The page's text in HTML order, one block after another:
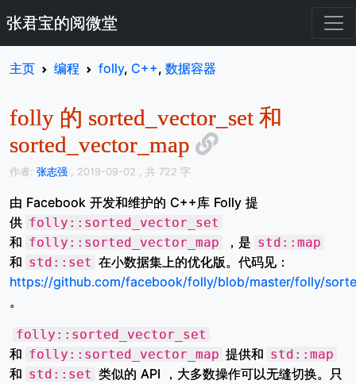
张君宝的阅微堂
主页 编程 folly, C++, 数据容器
folly 的 sorted_vector_set 和
sorted_vector_map
作者: 张志强 , 2019-09-02 , 共 722 字
由 Facebook 开发和维护的 C++库 Folly 提
供 folly::sorted_vector_set
和 folly::sorted_vector_map ，是 std::map
和 std::set 在小数据集上的优化版。代码见：
https://github.com/facebook/folly/blob/master/folly/
。
folly::sorted_vector_set
和 folly::sorted_vector_map 提供和 std::map
和 std::set 类似的 API ，大多数操作可以无缝切换。只